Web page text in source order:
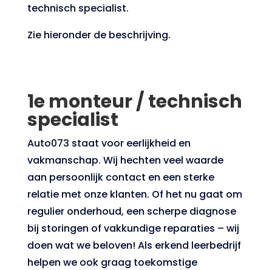
technisch specialist.
Zie hieronder de beschrijving.
1e monteur / technisch
specialist
Auto073 staat voor eerlijkheid en
vakmanschap. Wij hechten veel waarde
aan persoonlijk contact en een sterke
relatie met onze klanten. Of het nu gaat om
regulier onderhoud, een scherpe diagnose
bij storingen of vakkundige reparaties – wij
doen wat we beloven! Als erkend leerbedrijf
helpen we ook graag toekomstige